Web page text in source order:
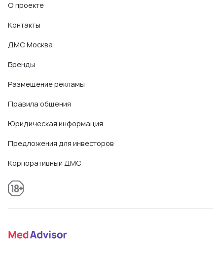
О проекте
Контакты
ДМС Москва
Бренды
Размещение рекламы
Правила общения
Юридическая информация
Предложения для инвесторов
Корпоративный ДМС